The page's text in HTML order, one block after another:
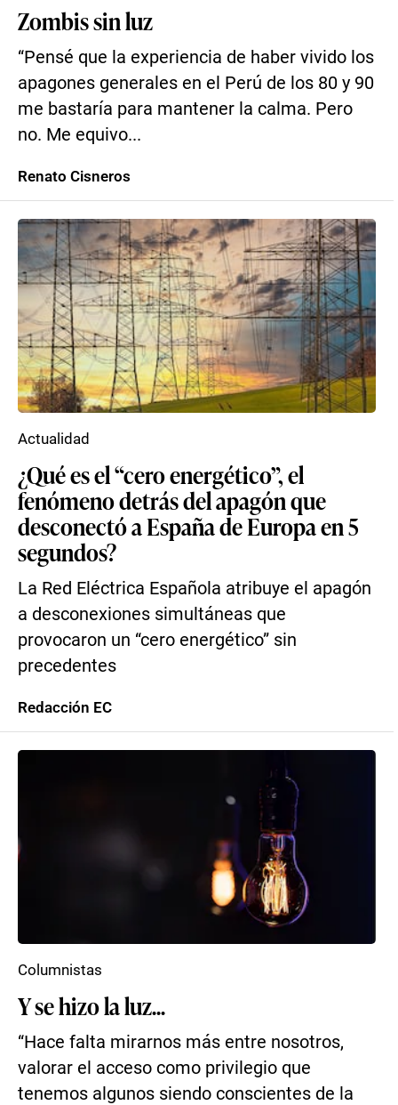
Zombis sin luz
“Pensé que la experiencia de haber vivido los
apagones generales en el Perú de los 80 y 90
me bastaría para mantener la calma. Pero
no. Me equivo...
Renato Cisneros
¿Qué es el “cero energético”, el
fenómeno detrás del apagón que
desconectó a España de Europa en 5
segundos?
La Red Eléctrica Española atribuye el apagón
a desconexiones simultáneas que
provocaron un “cero energético” sin
precedentes
Actualidad
Redacción EC
Y se hizo la luz...
“Hace falta mirarnos más entre nosotros,
valorar el acceso como privilegio que
tenemos algunos siendo conscientes de la
Columnistas